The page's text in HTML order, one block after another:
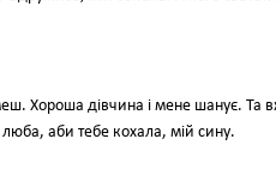
Хороша дівчина і мене шанує. Та
аби тебе кохала, мій сину.